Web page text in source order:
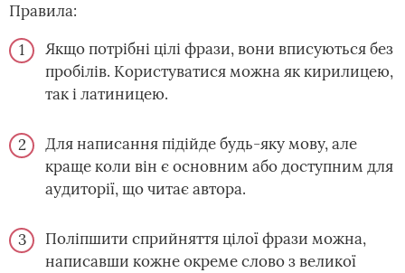
Правила:
Якщо потрібні цілі фрази, вони вписуються без
пробілів. Користуватися можна як кирилицею,
так і латиницею.
Для написання підійде будь-яку мову, але
краще коли він є основним або доступним для
аудиторії, що читає автора.
Поліпшити сприйняття цілої фрази можна,
написавши кожне окреме слово з великої